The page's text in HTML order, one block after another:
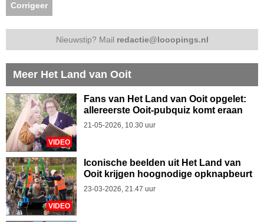
Corrigeer
Nieuwstip? Mail redactie@looopings.nl
Meer Het Land van Ooit
VIDEO
Fans van Het Land van Ooit opgelet:
allereerste Ooit-pubquiz komt eraan
21-05-2026, 10.30 uur
VIDEO
Iconische beelden uit Het Land van
Ooit krijgen hoognodige opknapbeurt
23-03-2026, 21.47 uur